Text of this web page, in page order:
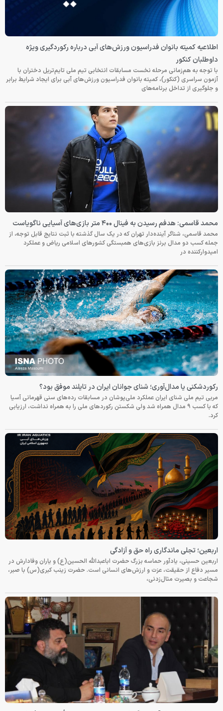
اطلاعیه کمیته بانوان فدراسیون ورزش‌های آبی درباره رکوردگیری ویژه
داوطلبان کنکور
با توجه به هم‌زمانی مرحله نخست مسابقات انتخابی تیم ملی تایم‌تریل دختران با
آزمون سراسری (کنکور)، کمیته بانوان فدراسیون ورزش‌های آبی برای ایجاد شرایط برابر
و جلوگیری از تداخل برنامه‌های
محمد قاسمی: هدفم رسیدن به فینال ۴۰۰ متر بازی‌های آسیایی ناگویاست
محمد قاسمی، شناگر آینده‌دار تهران که در یک سال گذشته با ثبت نتایج قابل توجه، از
جمله کسب دو مدال برنز بازی‌های همبستگی کشورهای اسلامی ریاض و عملکرد
امیدوارکننده در
رکوردشکنی یا مدال‌آوری؛ شنای جوانان ایران در تایلند موفق بود؟
مربی تیم ملی شنای ایران عملکرد ملی‌پوشان در مسابقات رده‌های سنی قهرمانی آسیا
که با کسب ۹ مدال همراه شد ولی شکستن رکوردهای ملی را به همراه نداشت، ارزیابی
کرد.
اربعین؛ تجلی ماندگاری راه حق و آزادگی
اربعین حسینی، یادآور حماسه بزرگ حضرت اباعبدالله الحسین(ع) و یاران وفادارش در
مسیر دفاع از حقیقت، عزت و ارزش‌های انسانی است. حضرت زینب کبری(س) با صبر،
شجاعت و بصیرت مثال‌زدنی،